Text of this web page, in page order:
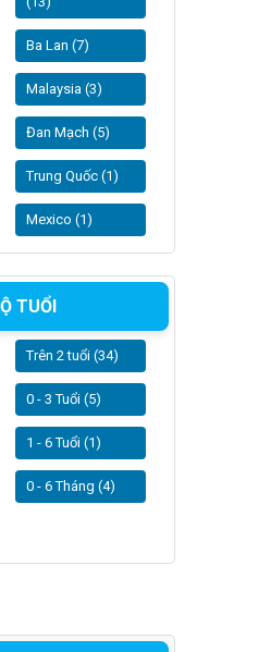
Ba Lan (7)
Malaysia (3)
Đan Mạch (5)
Trung Quốc (1)
Mexico (1)
TUỔI
Trên 2 tuổi (34)
0 - 3 Tuổi (5)
1 - 6 Tuổi (1)
0 - 6 Tháng (4)